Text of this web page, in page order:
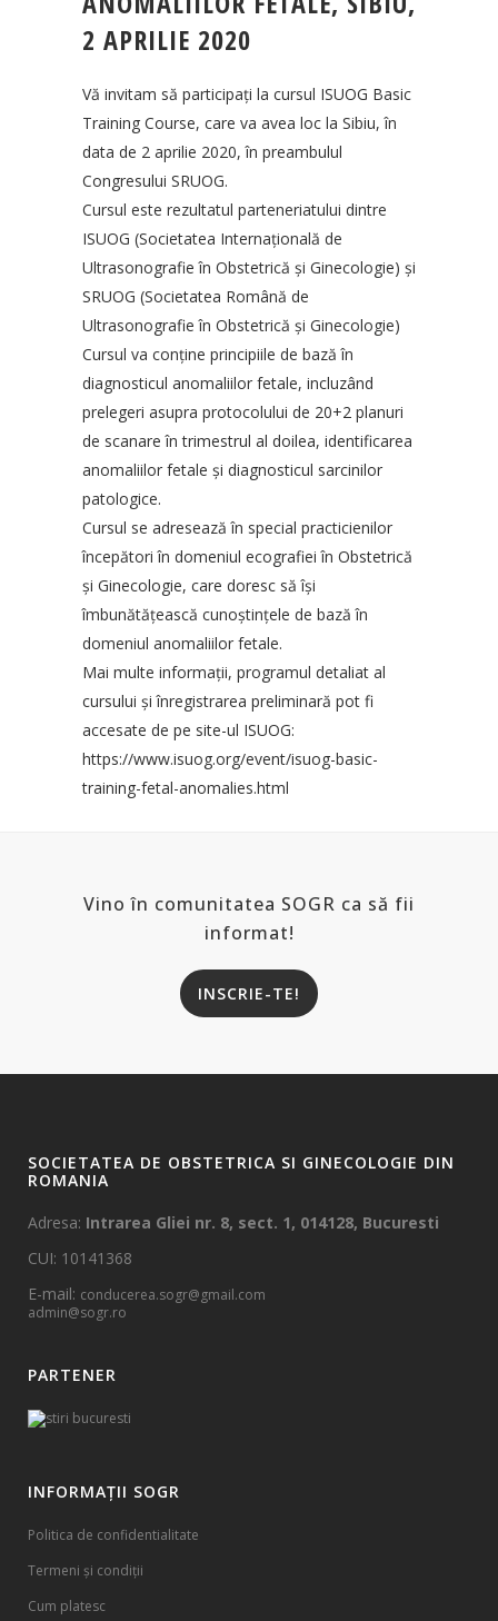
2 APRILIE 2020
Vă invitam să participaţi la cursul ISUOG Basic
Training Course, care va avea loc la Sibiu, în
data de 2 aprilie 2020, în preambulul
Congresului SRUOG.
Cursul este rezultatul parteneriatului dintre
ISUOG (Societatea Internaţională de
Ultrasonografie în Obstetrică şi Ginecologie) şi
SRUOG (Societatea Română de
Ultrasonografie în Obstetrică şi Ginecologie)
Cursul va conţine principiile de bază în
diagnosticul anomaliilor fetale, incluzând
prelegeri asupra protocolului de 20+2 planuri
de scanare în trimestrul al doilea, identificarea
anomaliilor fetale şi diagnosticul sarcinilor
patologice.
Cursul se adresează în special practicienilor
începători în domeniul ecografiei în Obstetrică
şi Ginecologie, care doresc să îşi
îmbunătăţească cunoştinţele de bază în
domeniul anomaliilor fetale.
Mai multe informaţii, programul detaliat al
cursului şi înregistrarea preliminară pot fi
accesate de pe site-ul ISUOG:
https://www.isuog.org/event/isuog-basic-
training-fetal-anomalies.html
Vino în comunitatea SOGR ca să fii
informat!
INSCRIE-TE!
SOCIETATEA DE OBSTETRICA SI GINECOLOGIE DIN
ROMANIA
Adresa: Intrarea Gliei nr. 8, sect. 1, 014128, Bucuresti
CUI: 10141368
E-mail: conducerea.sogr@gmail.com
admin@sogr.ro
PARTENER
INFORMAȚII SOGR
Politica de confidentialitate
Termeni și condiții
Cum platesc